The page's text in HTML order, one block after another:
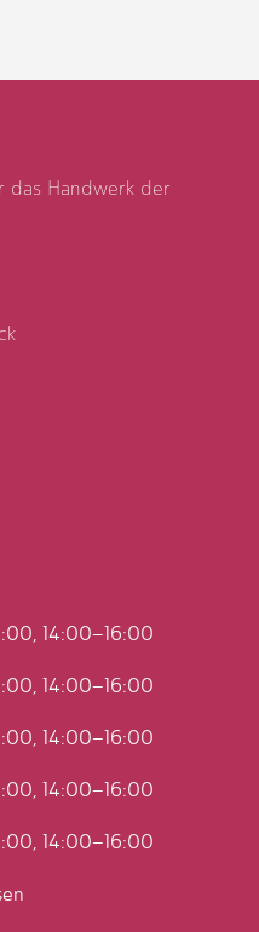
das Handwerk der
14:00–16:00
14:00–16:00
14:00–16:00
14:00–16:00
14:00–16:00